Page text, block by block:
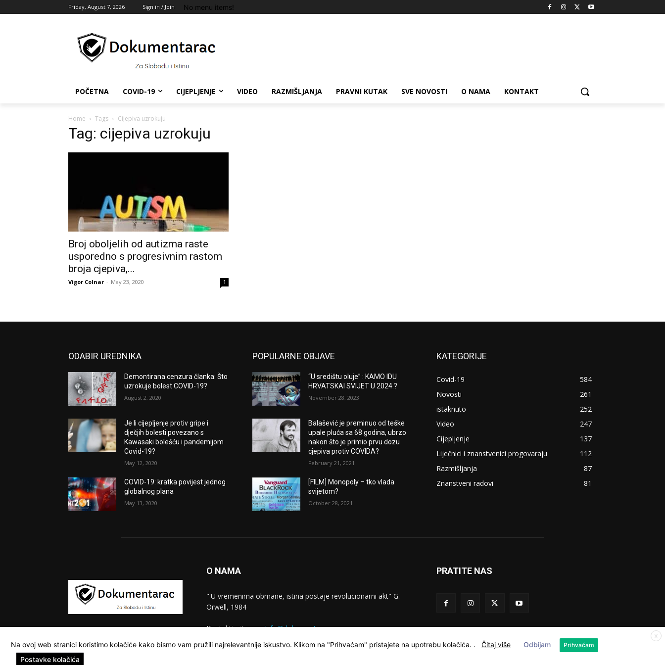
Friday, August 7, 2026 Sign in / Join No menu items!
POČETNA COVID-19 CIJEPLJENJE VIDEO RAZMIŠLJANJA PRAVNI KUTAK SVE NOVOSTI O NAMA KONTAKT
Home Tags Cijepiva uzrokuju
Tag: cijepiva uzrokuju
Broj oboljelih od autizma raste
usporedno s progresivnim rastom
broja cjepiva,...
Vigor Colnar - May 23, 2020 1
ODABIR UREDNIKA
Demontirana cenzura članka: Što
uzrokuje bolest COVID-19?
August 2, 2020
Je li cijepljenje protiv gripe i
dječjih bolesti povezano s
Kawasaki bolešću i pandemijom
Covid-19?
May 12, 2020
COVID-19: kratka povijest jednog
globalnog plana
May 13, 2020
POPULARNE OBJAVE
“U središtu oluje” : KAMO IDU
HRVATSKAI SVIJET U 2024.?
November 28, 2023
Balašević je preminuo od teške
upale pluća sa 68 godina, ubrzo
nakon što je primio prvu dozu
cjepiva protiv COVIDA?
February 21, 2021
[FILM] Monopoly – tko vlada
svijetom?
October 28, 2021
KATEGORIJE
Covid-19
584
Novosti
261
istaknuto
252
Video
247
Cijepljenje
137
Liječnici i znanstvenici progovaraju
112
Razmišljanja
87
Znanstveni radovi
81
O NAMA
"'U vremenima obmane, istina postaje revolucionarni akt" G.
Orwell, 1984
Kontaktirajte nas:info@dokumentarac.com
PRATITE NAS
X
Na ovoj web stranici koristimo kolačiće kako bismo vam pružili najrelevantnije iskustvo. Klikom na "Prihvaćam" pristajete na upotrebu kolačića. . Čitaj više Odbijam Prihvaćam
Postavke kolačića